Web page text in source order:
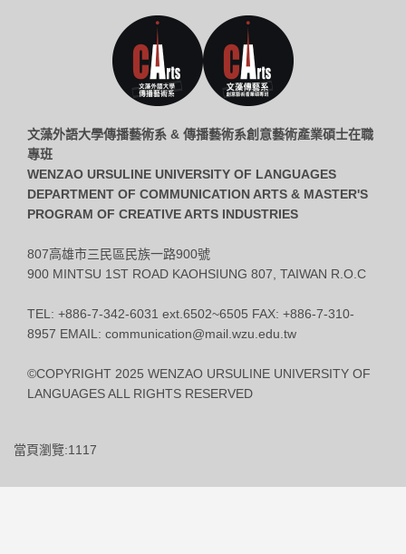
文藻外語大學傳播藝術系 & 傳播藝術系創意藝術產業碩士在職
專班
WENZAO URSULINE UNIVERSITY OF LANGUAGES
DEPARTMENT OF COMMUNICATION ARTS & MASTER'S
PROGRAM OF CREATIVE ARTS INDUSTRIES
807高雄市三民區民族一路900號
900 MINTSU 1ST ROAD KAOHSIUNG 807, TAIWAN R.O.C
TEL: +886-7-342-6031 ext.6502~6505 FAX: +886-7-310-
8957 EMAIL: communication@mail.wzu.edu.tw
©COPYRIGHT 2025 WENZAO URSULINE UNIVERSITY OF
LANGUAGES ALL RIGHTS RESERVED
當頁瀏覽:1117